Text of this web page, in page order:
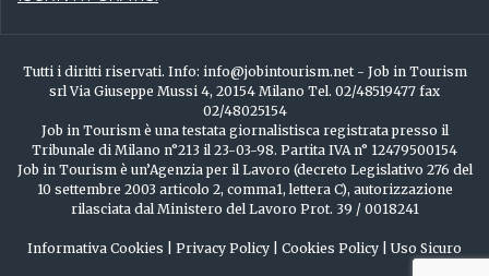
Tutti i diritti riservati. Info: info@jobintourism.net - Job in Tourism
srl Via Giuseppe Mussi 4, 20154 Milano Tel. 02/48519477 fax
02/48025154
Job in Tourism è una testata giornalistisca registrata presso il
Tribunale di Milano n°213 il 23-03-98. Partita IVA n° 12479500154
Job in Tourism è un’Agenzia per il Lavoro (decreto Legislativo 276 del
10 settembre 2003 articolo 2, comma1, lettera C), autorizzazione
rilasciata dal Ministero del Lavoro Prot. 39 / 0018241
Informativa Cookies Privacy Policy Cookies Policy Uso Sicuro